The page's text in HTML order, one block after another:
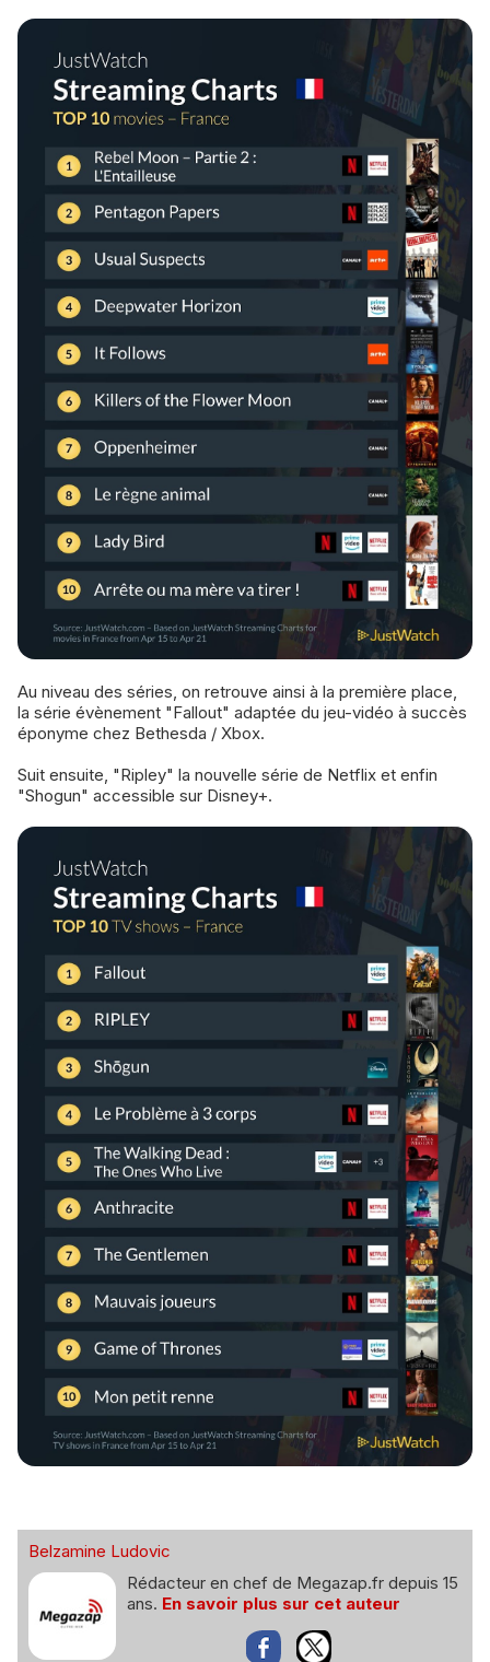
Au niveau des séries, on retrouve ainsi à la première place,
la série évènement "Fallout" adaptée du jeu-vidéo à succès
éponyme chez Bethesda / Xbox.
Suit ensuite, "Ripley" la nouvelle série de Netflix et enfin
"Shogun" accessible sur Disney+.
Belzamine Ludovic
Rédacteur en chef de Megazap.fr depuis 15
ans. En savoir plus sur cet auteur